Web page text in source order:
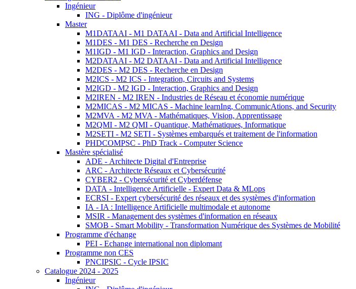
Ingénieur
ING - Diplôme d'ingénieur
Master
M1DATAAI - M1 DATAAI - Data and Artificial Intelligence
M1DES - M1 DES - Recherche en Design
M1IGD - M1 IGD - Interaction, Graphics and Design
M2DATAAI - M2 DATAAI - Data and Artificial Intelligence
M2DES - M2 DES - Recherche en Design
M2ICS - M2 ICS - Integration, Circuits and Systems
M2IGD - M2 IGD - Interaction, Graphics and Design
M2IREN - M2 IREN - Industries de Réseau et économie numérique
M2MICAS - M2 MICAS - Machine learnIng, CommunicAtions, and Security
M2MVA - M2 MVA - Mathématiques, Vision, Apprentissage
M2QMI - M2 QMI - Quantique, Mathématiques, Informatique
M2SETI - M2 SETI - Systèmes embarqués et traitement de l'information
PHDCOMPSC - PhD Track - Computer Science
Mastère spécialisé
ADE - Architecte Digital d'Entreprise
ARC - Architecte Réseaux et Cybersécurité
CYBER2 - Cybersécurité et Cyberdéfense
DATA - Intelligence Artificielle - Expert Data & MLops
ECRSI - Expert cybersécurité des réseaux et des systèmes d'information
IA - IA : Intelligence Artificielle multimodale et autonome
MSIR - Management des systèmes d'information en réseaux
SMOB - Smart Mobility - Transformation Numérique des Systèmes de Mobilité
Programme d'échange
PEI - Echange international non diplomant
Programme non CES
PNCIPSIC - Cycle IPSIC
Catalogue 2024 - 2025
Ingénieur